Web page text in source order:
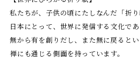
私たちが、子供の頃にたしなんだ「折
日本にとって、世界に発信する文化であ
無から有を創りだし、また無に戻るとい
禅にも通じる側面を持っています。